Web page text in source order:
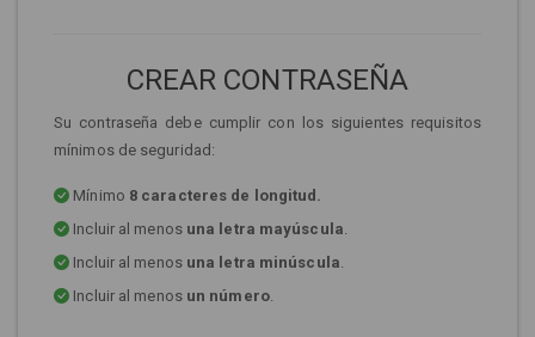
CREAR CONTRASEÑA
Su contraseña debe cumplir con los siguientes requisitos
mínimos de seguridad:
Mínimo 8 caracteres de longitud.
Incluir al menos una letra mayúscula.
Incluir al menos una letra minúscula.
Incluir al menos un número.